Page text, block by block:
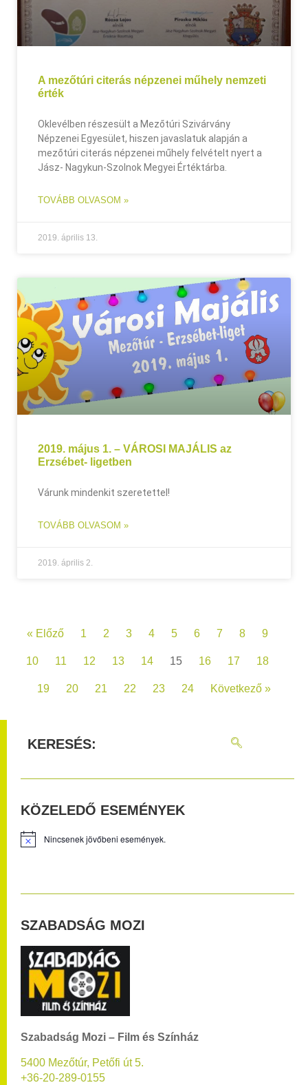
A mezőtúri citerás népzenei műhely nemzeti
érték
Oklevélben részesült a Mezőtúri Szivárvány
Népzenei Egyesület, hiszen javaslatuk alapján a
mezőtúri citerás népzenei műhely felvételt nyert a
Jász- Nagykun-Szolnok Megyei Értéktárba.
TOVÁBB OLVASOM »
2019. április 13.
2019. május 1. – VÁROSI MAJÁLIS az
Erzsébet- ligetben
Várunk mindenkit szeretettel!
TOVÁBB OLVASOM »
2019. április 2.
« Előző 1 2 3 4 5 6 7 8 9
10 11 12 13 14 15 16 17 18
19 20 21 22 23 24 Következő »
KERESÉS:
KÖZELEDŐ ESEMÉNYEK
Nincsenek jövőbeni események.
SZABADSÁG MOZI
Szabadság Mozi – Film és Színház
5400 Mezőtúr, Petőfi út 5.
+36-20-289-0155